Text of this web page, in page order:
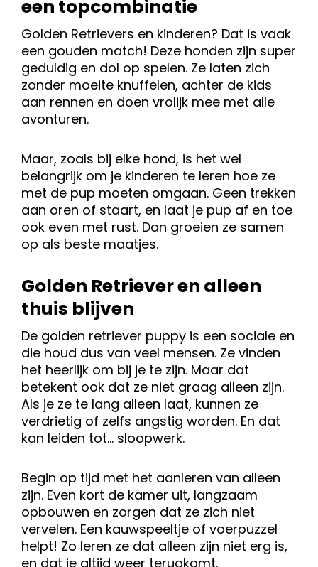
een topcombinatie
Golden Retrievers en kinderen? Dat is vaak
een gouden match! Deze honden zijn super
geduldig en dol op spelen. Ze laten zich
zonder moeite knuffelen, achter de kids
aan rennen en doen vrolijk mee met alle
avonturen.
Maar, zoals bij elke hond, is het wel
belangrijk om je kinderen te leren hoe ze
met de pup moeten omgaan. Geen trekken
aan oren of staart, en laat je pup af en toe
ook even met rust. Dan groeien ze samen
op als beste maatjes.
Golden Retriever en alleen
thuis blijven
De golden retriever puppy is een sociale en
die houd dus van veel mensen. Ze vinden
het heerlijk om bij je te zijn. Maar dat
betekent ook dat ze niet graag alleen zijn.
Als je ze te lang alleen laat, kunnen ze
verdrietig of zelfs angstig worden. En dat
kan leiden tot… sloopwerk.
Begin op tijd met het aanleren van alleen
zijn. Even kort de kamer uit, langzaam
opbouwen en zorgen dat ze zich niet
vervelen. Een kauwspeeltje of voerpuzzel
helpt! Zo leren ze dat alleen zijn niet erg is,
en dat je altijd weer terugkomt.